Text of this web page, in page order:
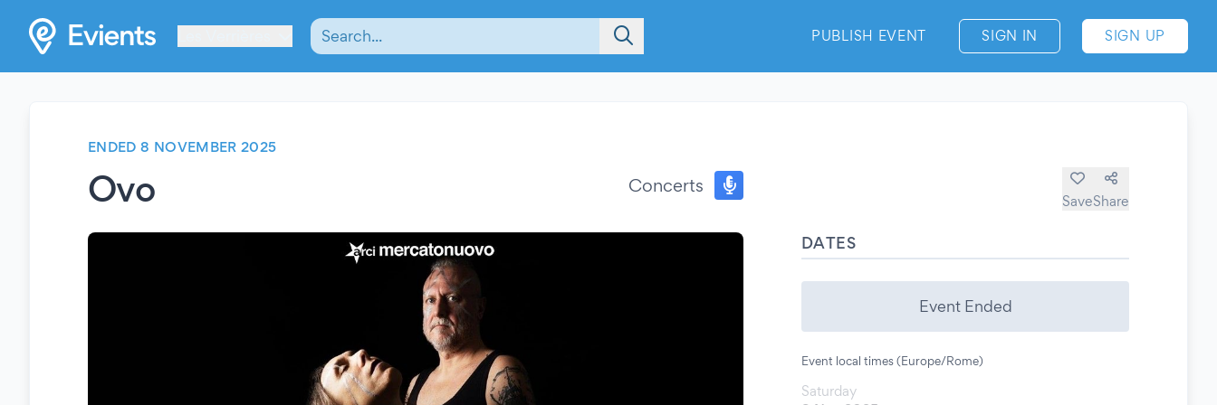
PUBLISH EVENT SIGN IN SIGN UP
ENDED 8 NOVEMBER 2025
Ovo Concerts
SaveShare
DATES
Event Ended
Event local times (Europe/Rome)
Saturday